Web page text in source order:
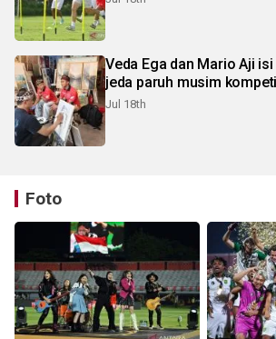
Veda Ega dan Mario Aji
jeda paruh musim
Jul 18th
Foto